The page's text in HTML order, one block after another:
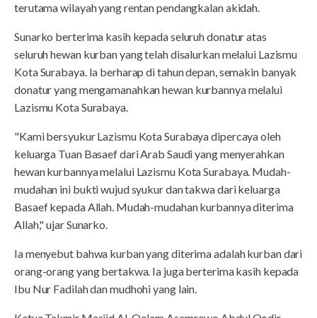
terutama wilayah yang rentan pendangkalan akidah.
Sunarko berterima kasih kepada seluruh donatur atas
seluruh hewan kurban yang telah disalurkan melalui Lazismu
Kota Surabaya. Ia berharap di tahun depan, semakin banyak
donatur yang mengamanahkan hewan kurbannya melalui
Lazismu Kota Surabaya.
"Kami bersyukur Lazismu Kota Surabaya dipercaya oleh
keluarga Tuan Basaef dari Arab Saudi yang menyerahkan
hewan kurbannya melalui Lazismu Kota Surabaya. Mudah-
mudahan ini bukti wujud syukur dan takwa dari keluarga
Basaef kepada Allah. Mudah-mudahan kurbannya diterima
Allah," ujar Sunarko.
Ia menyebut bahwa kurban yang diterima adalah kurban dari
orang-orang yang bertakwa. Ia juga berterima kasih kepada
Ibu Nur Fadilah dan mudhohi yang lain.